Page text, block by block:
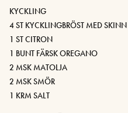
KYCKLING
4 ST KYCKLINGBRÖST MED SKINN
1 ST CITRON
1 BUNT FÄRSK OREGANO
2 MSK MATOLJA
2 MSK SMÖR
1 KRM SALT